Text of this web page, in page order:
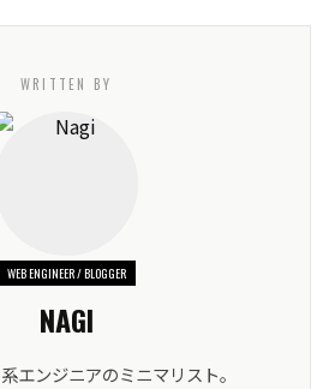
WRITTEN BY
WEB ENGINEER / BLOGGER
NAGI
エンジニアのミニマリスト。